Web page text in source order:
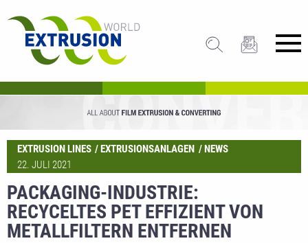
EXTRUSION LINES EXTRUSIONSANLAGEN NEWS
22. JULI 2021
PACKAGING-INDUSTRIE:
RECYCELTES PET EFFIZIENT VON
METALLFILTERN ENTFERNEN